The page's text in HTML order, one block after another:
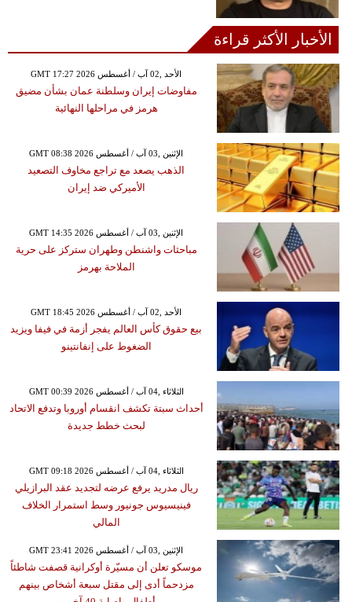
الأخبار الأكثر قراءة
GMT 17:27 2026 الأحد ,02 آب / أغسطس
مفاوضات إيران وسلطنة عمان بشأن مضيق
هرمز في مراحلها النهائية
GMT 08:38 2026 الإثنين ,03 آب / أغسطس
الذهب يصعد مع تراجع مخاوف التصعيد
الأميركي ضد إيران
GMT 14:35 2026 الإثنين ,03 آب / أغسطس
مباحثات واشنطن وطهران ستركز على حرية
الملاحة بهرمز
GMT 18:45 2026 الأحد ,02 آب / أغسطس
بيع حقوق كأس العالم يفجر أزمة في فيفا ويزيد
الضغوط على إنفانتينو
GMT 00:39 2026 الثلاثاء ,04 آب / أغسطس
أحداث سبتة تكشف انقسام أوروبا وتدفع الاتحاد
لبحث خطط جديدة
GMT 09:18 2026 الثلاثاء ,04 آب / أغسطس
ريال مدريد يرفع عرضه لتجديد عقد البرازيلي
فينيسيوس جونيور وسط استمرار الخلاف
المالي
GMT 23:41 2026 الإثنين ,03 آب / أغسطس
موسكو تعلن أن مسيّرة أوكرانية قصفت شاطئاً
مزدحماً أدى إلى مقتل سبعة أشخاص بينهم